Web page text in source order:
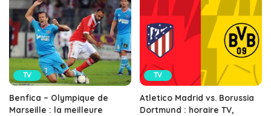
TV
Benfica – Olympique de
Marseille : la meilleure
TV
Atletico Madrid vs. Borussia
Dortmund : horaire TV,